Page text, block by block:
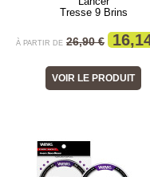
Tresse 9 Brins
À PARTIR DE 26,90 €
VOIR LE PRODUIT